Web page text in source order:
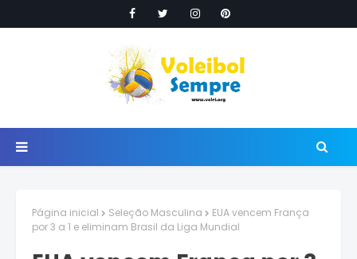
Página inicial Seleção Masculina
EUA vencem França
por 3 a 1 e eliminam Brasil da Liga Mundial